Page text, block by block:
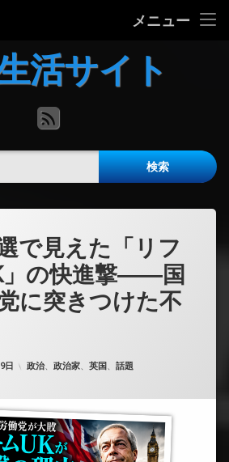
メニュー
活サイト
RSS
で見えた「リフ
」の快進撃――国
に突きつけた不
日 カテゴリー:
政治、 政治家、 英国 、 話題